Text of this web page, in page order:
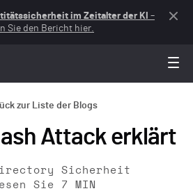
im Zeitalter der KI –
Sie den Bericht hier.
zur Liste der Blogs
Attack erklärt
Sicherheit
Sie
7 MIN